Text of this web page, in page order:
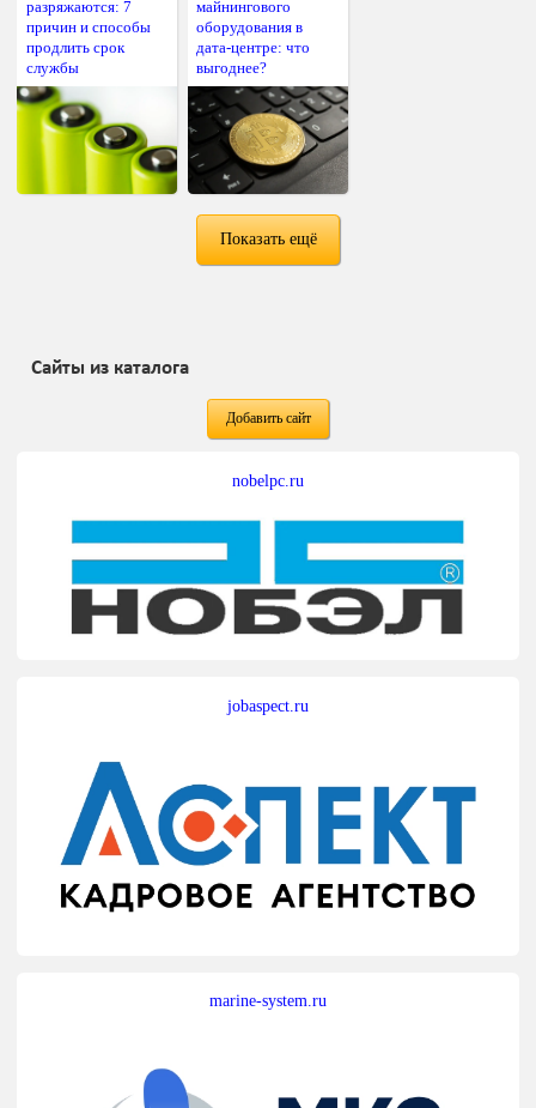
разряжаются: 7
причин и способы
продлить срок
службы
майнингового
оборудования в
дата-центре: что
выгоднее?
Показать ещё
Сайты из каталога
Добавить сайт
nobelpc.ru
jobaspect.ru
marine-system.ru